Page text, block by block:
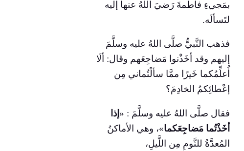
بمَجيءِ فاطمةَ رَضيَ اللهُ عنها إليه
لتَسألَه.
فذهب النَّبيُّ صلَّى اللهُ عليه وسلَّمَ
إليهم وقد أخَذْنوا مَضاجِعَهم وقال: ألَا
أُعلِّمُكما خَيرًا ممَّا سألْتُماني مِن
إعْطائِكمُ الخادِمَ؟
فقال صلَّى اللهُ عليه وسلَّمَ : « إذا
أخَذْتُما مَضاجِعَكما»، وهي الأماكنُ
المُعدَّةُ للنَّومِ مِن اللَّيلِ،